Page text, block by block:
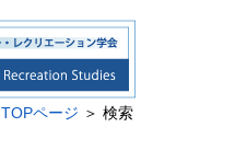
TOPページ ＞ 検索